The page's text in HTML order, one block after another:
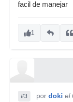
facil de manejar
1
#3 por doki el